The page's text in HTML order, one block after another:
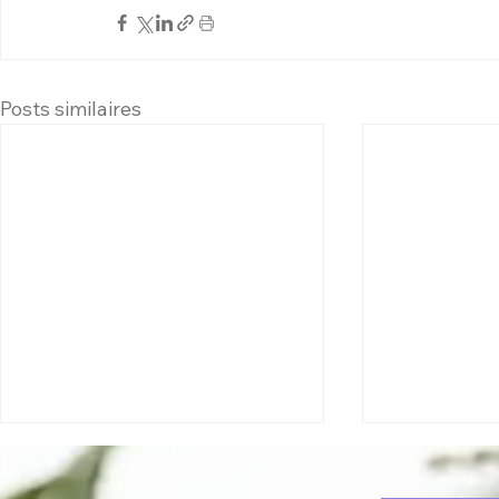
Posts similaires